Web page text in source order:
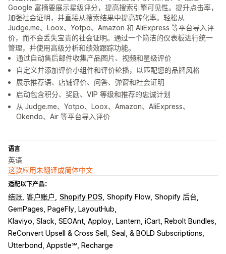
Google 富摘要展示星级评分，提高搜索引擎可见性。提升点击率，
加强社会证明，并直接从搜索结果中提高转化率。轻松从
Judge.me、Loox、Yotpo、Amazon 和 AliExpress 等平台导入评
价，而不会丢失宝贵的社会证明。通过一个简洁的仪表板进行统一
管理，并使用高级分析和绩效跟踪功能。
通过自动售后邮件收集产品图片、视频和星级评价
自定义并添加评价小组件和评价轮播，以匹配您的品牌风格
展示推荐语、店铺评价、问答、弹窗和社会证明
启动包含积分、奖励、VIP 等级和推荐的忠诚计划
从 Judge.me、Yotpo、Loox、Amazon、AliExpress、
Okendo、Air 等平台导入评价
语言
英语
这款应用未翻译成简体中文
适配以下产品：
结账 客户账户 Shopify POS Shopify Flow Shopify 后台
GemPages, PageFly, LayoutHub
Klaviyo, Slack, SEOAnt, Apploy
Lantern, iCart, Rebolt Bundles
ReConvert Upsell & Cross Sell
Seal, & BOLD Subscriptions
Utterbond, Appstle℠, Recharge